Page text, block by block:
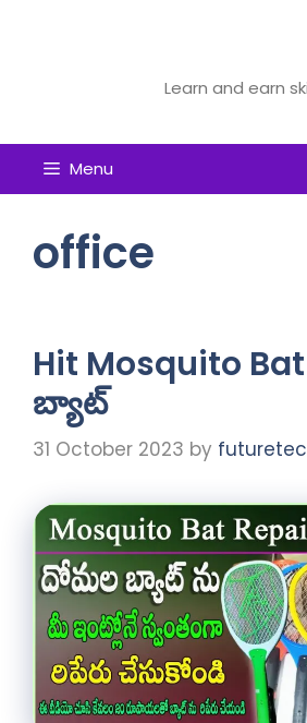
Learn and earn
Menu
office
Hit Mosquito
బ్యాట్
31 October 2023 by